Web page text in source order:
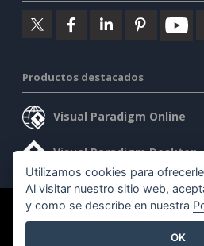
Productos destacados
Visual Paradigm Online
Visual Paradigm Desktop
©2026 by Visual Paradigm. Todos los
Utilizamos cookies para
Al visitar nuestro sitio web,
y como se describe en nuestra
OK